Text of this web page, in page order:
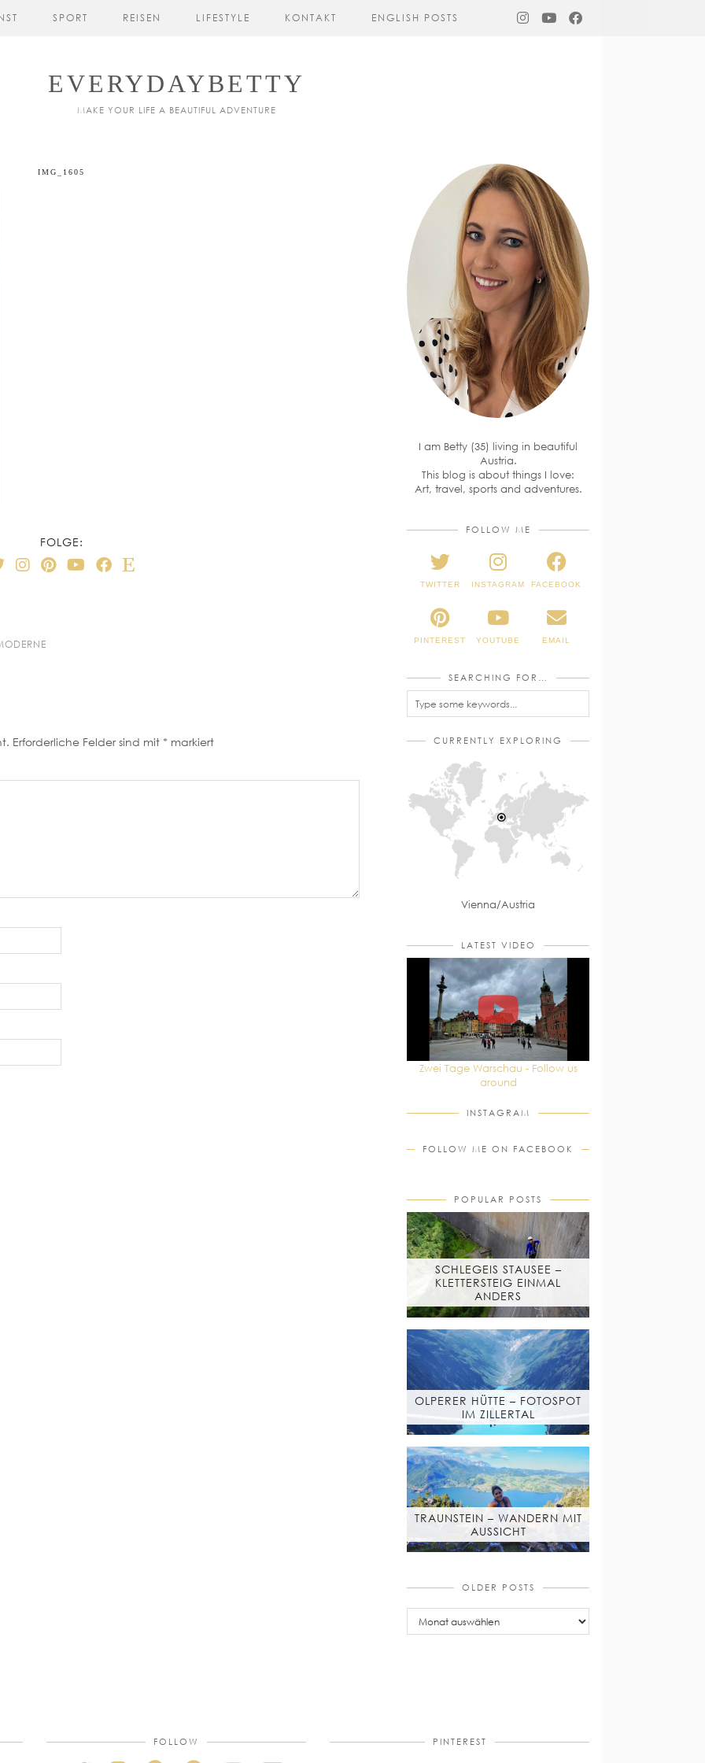
EVERYDAYBETTY
MAKE YOUR LIFE A BEAUTIFUL ADVENTURE
SPORT REISEN LIFESTYLE KONTAKT ENGLISH POSTS
IMG_1605
FOLGE:
Erforderliche Felder sind mit * markiert
I am Betty (35) living in beautiful
Austria.
This blog is about things I love:
Art, travel, sports and adventures.
FOLLOW ME
TWITTER INSTAGRAM FACEBOOK
PINTEREST YOUTUBE EMAIL
SEARCHING FOR…
CURRENTLY EXPLORING
Vienna/Austria
LATEST VIDEO
Zwei Tage Warschau - Follow us
around
INSTAGRAM
FOLLOW ME ON FACEBOOK
POPULAR POSTS
SCHLEGEIS STAUSEE –
KLETTERSTEIG EINMAL
ANDERS
OLPERER HÜTTE – FOTOSPOT
IM ZILLERTAL
TRAUNSTEIN – WANDERN MIT
AUSSICHT
OLDER POSTS
older
posts
FOLLOW PINTEREST